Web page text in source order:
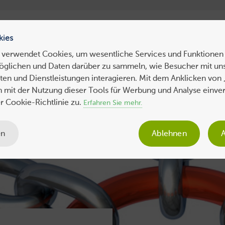
Hosting
Tipps Business Sicherheit SEO Expertenbeiträge
verwendet Cookies, um wesentliche Services und
und Daten darüber zu sammeln, wie Besucher mit
und Dienstleistungen interagieren. Mit dem Anklicken von
mit der Nutzung dieser Tools für Werbung und Analyse
Cookie-Richtlinie zu. Erfahren Sie mehr.
Ablehnen